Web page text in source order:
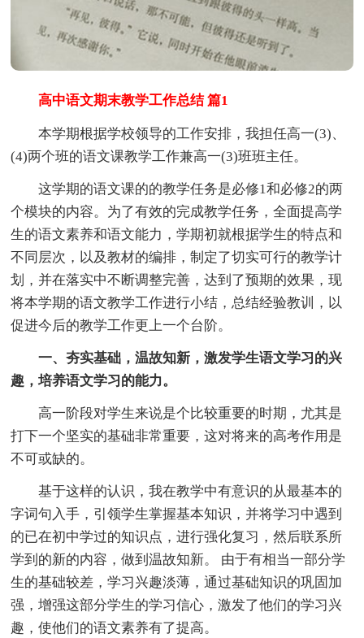
高中语文期末教学工作总结 篇1
本学期根据学校领导的工作安排，我担任高一(3)、
(4)两个班的语文课教学工作兼高一(3)班班主任。
这学期的语文课的的教学任务是必修1和必修2的两
个模块的内容。为了有效的完成教学任务，全面提高学
生的语文素养和语文能力，学期初就根据学生的特点和
不同层次，以及教材的编排，制定了切实可行的教学计
划，并在落实中不断调整完善，达到了预期的效果，现
将本学期的语文教学工作进行小结，总结经验教训，以
促进今后的教学工作更上一个台阶。
一、夯实基础，温故知新，激发学生语文学习的兴
趣，培养语文学习的能力。
高一阶段对学生来说是个比较重要的时期，尤其是
打下一个坚实的基础非常重要，这对将来的高考作用是
不可或缺的。
基于这样的认识，我在教学中有意识的从最基本的
字词句入手，引领学生掌握基本知识，并将学习中遇到
的已在初中学过的知识点，进行强化复习，然后联系所
学到的新的内容，做到温故知新。 由于有相当一部分学
生的基础较差，学习兴趣淡薄，通过基础知识的巩固加
强，增强这部分学生的学习信心，激发了他们的学习兴
趣，使他们的语文素养有了提高。